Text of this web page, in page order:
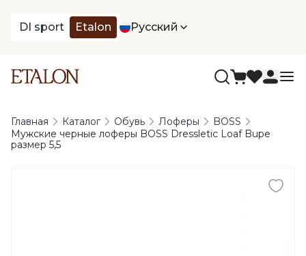
DI sport Etalon Русский
Главная Каталог Обувь Лоферы
BOSS
Мужские черные лоферы BOSS Dressletic Loaf Bupe
размер 5,5